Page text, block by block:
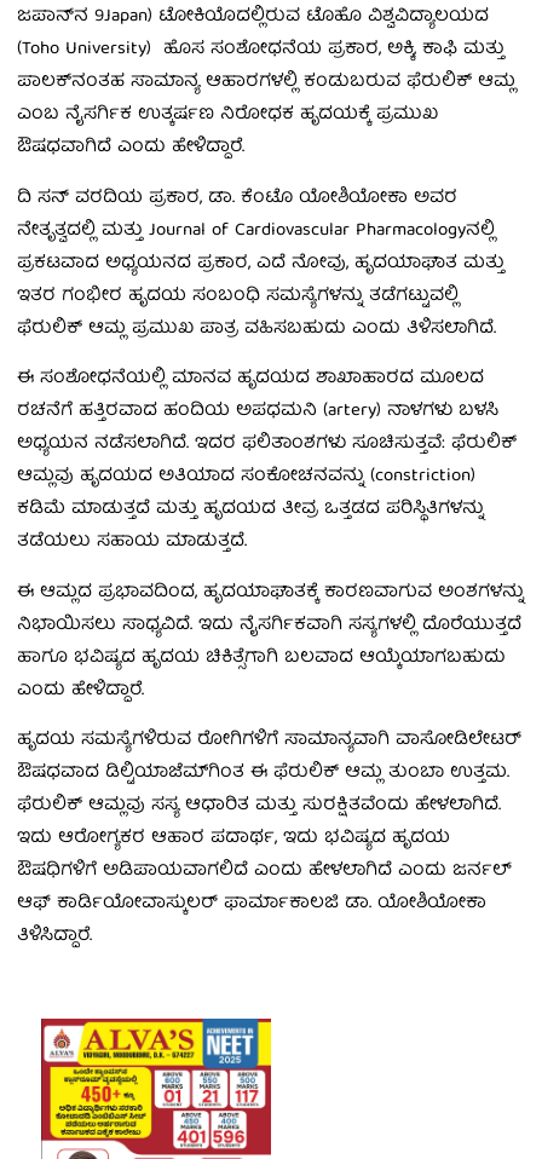
ಜಪಾನ್‌ನ 9Japan) ಟೋಕಿಯೊದಲ್ಲಿರುವ ಟೊಹೊ ವಿಶ್ವವಿದ್ಯಾಲಯದ
(Toho University) ಹೊಸ ಸಂಶೋಧನೆಯ ಪ್ರಕಾರ, ಅಕ್ಕಿ, ಕಾಫಿ ಮತ್ತು
ಪಾಲಕ್‌ನಂತಹ ಸಾಮಾನ್ಯ ಆಹಾರಗಳಲ್ಲಿ ಕಂಡುಬರುವ ಫೆರುಲಿಕ್ ಆಮ್ಲ
ಎಂಬ ನೈಸರ್ಗಿಕ ಉತ್ಕರ್ಷಣ ನಿರೋಧಕ ಹೃದಯಕ್ಕೆ ಪ್ರಮುಖ
ಔಷಧವಾಗಿದೆ ಎಂದು ಹೇಳಿದ್ದಾರೆ.
ದಿ ಸನ್ ವರದಿಯ ಪ್ರಕಾರ, ಡಾ. ಕೆಂಟೊ ಯೋಶಿಯೋಕಾ ಅವರ
ನೇತೃತ್ವದಲ್ಲಿ ಮತ್ತು Journal of Cardiovascular Pharmacologyನಲ್ಲಿ
ಪ್ರಕಟವಾದ ಅಧ್ಯಯನದ ಪ್ರಕಾರ, ಎದೆ ನೋವು, ಹೃದಯಾಘಾತ ಮತ್ತು
ಇತರ ಗಂಭೀರ ಹೃದಯ ಸಂಬಂಧಿ ಸಮಸ್ಯೆಗಳನ್ನು ತಡೆಗಟ್ಟುವಲ್ಲಿ
ಫೆರುಲಿಕ್ ಆಮ್ಲ ಪ್ರಮುಖ ಪಾತ್ರ ವಹಿಸಬಹುದು ಎಂದು ತಿಳಿಸಲಾಗಿದೆ.
ಈ ಸಂಶೋಧನೆಯಲ್ಲಿ ಮಾನವ ಹೃದಯದ ಶಾಖಾಹಾರದ ಮೂಲದ
ರಚನೆಗೆ ಹತ್ತಿರವಾದ ಹಂದಿಯ ಅಪಧಮನಿ (artery) ನಾಳಗಳು ಬಳಸಿ
ಅಧ್ಯಯನ ನಡೆಸಲಾಗಿದೆ. ಇದರ ಫಲಿತಾಂಶಗಳು ಸೂಚಿಸುತ್ತವೆ: ಫೆರುಲಿಕ್
ಆಮ್ಲವು ಹೃದಯದ ಅತಿಯಾದ ಸಂಕೋಚನವನ್ನು (constriction)
ಕಡಿಮೆ ಮಾಡುತ್ತದೆ ಮತ್ತು ಹೃದಯದ ತೀವ್ರ ಒತ್ತಡದ ಪರಿಸ್ಥಿತಿಗಳನ್ನು
ತಡೆಯಲು ಸಹಾಯ ಮಾಡುತ್ತದೆ.
ಈ ಆಮ್ಲದ ಪ್ರಭಾವದಿಂದ, ಹೃದಯಾಘಾತಕ್ಕೆ ಕಾರಣವಾಗುವ ಅಂಶಗಳನ್ನು
ನಿಭಾಯಿಸಲು ಸಾಧ್ಯವಿದೆ. ಇದು ನೈಸರ್ಗಿಕವಾಗಿ ಸಸ್ಯಗಳಲ್ಲಿ ದೊರೆಯುತ್ತದೆ
ಹಾಗೂ ಭವಿಷ್ಯದ ಹೃದಯ ಚಿಕಿತ್ಸೆಗಾಗಿ ಬಲವಾದ ಆಯ್ಕೆಯಾಗಬಹುದು
ಎಂದು ಹೇಳಿದ್ದಾರೆ.
ಹೃದಯ ಸಮಸ್ಯೆಗಳಿರುವ ರೋಗಿಗಳಿಗೆ ಸಾಮಾನ್ಯವಾಗಿ ವಾಸೋಡಿಲೇಟರ್
ಔಷಧವಾದ ಡಿಲ್ಟಿಯಾಜೆಮ್​​​ಗಿಂತ ಈ ಫೆರುಲಿಕ್ ಆಮ್ಲ ತುಂಬಾ ಉತ್ತಮ.
ಫೆರುಲಿಕ್ ಆಮ್ಲವು ಸಸ್ಯ ಆಧಾರಿತ ಮತ್ತು ಸುರಕ್ಷಿತವೆಂದು ಹೇಳಲಾಗಿದೆ.
ಇದು ಆರೋಗ್ಯಕರ ಆಹಾರ ಪದಾರ್ಥ, ಇದು ಭವಿಷ್ಯದ ಹೃದಯ
ಔಷಧಿಗಳಿಗೆ ಅಡಿಪಾಯವಾಗಲಿದೆ ಎಂದು ಹೇಳಲಾಗಿದೆ ಎಂದು ಜರ್ನಲ್
ಆಫ್ ಕಾರ್ಡಿಯೋವಾಸ್ಕುಲರ್ ಫಾರ್ಮಾಕಾಲಜಿ ಡಾ. ಯೋಶಿಯೋಕಾ
ತಿಳಿಸಿದ್ದಾರೆ.